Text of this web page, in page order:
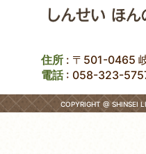
住所 : 〒501-0465
電話: 058-323-
COPYRIGHT @ SHINSEI